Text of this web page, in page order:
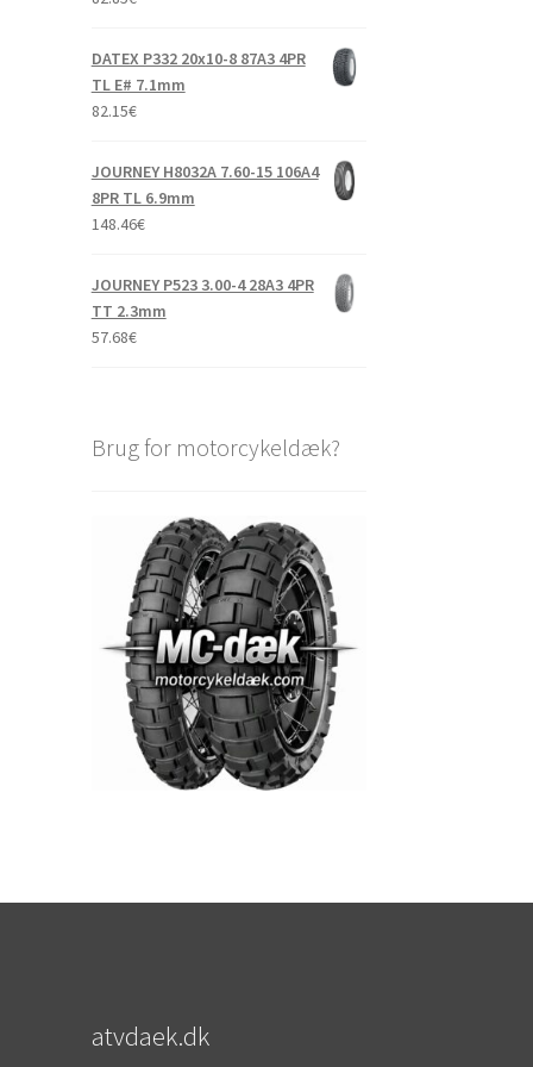
DATEX P332 20x10-8 87A3 4PR
TL E# 7.1mm
82.15€
JOURNEY H8032A 7.60-15 106A4
8PR TL 6.9mm
148.46€
JOURNEY P523 3.00-4 28A3 4PR
TT 2.3mm
57.68€
Brug for motorcykeldæk?
atvdaek.dk